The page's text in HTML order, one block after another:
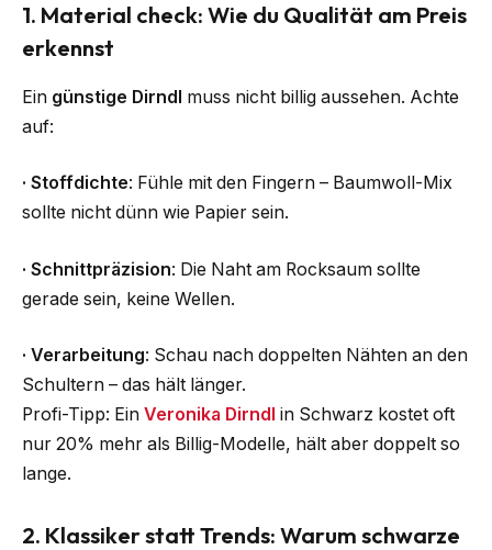
1. Material check: Wie du Qualität am Preis
erkennst
Ein günstige Dirndl muss nicht billig aussehen. Achte
auf:
· Stoffdichte: Fühle mit den Fingern – Baumwoll-Mix
sollte nicht dünn wie Papier sein.
· Schnittpräzision: Die Naht am Rocksaum sollte
gerade sein, keine Wellen.
· Verarbeitung: Schau nach doppelten Nähten an den
Schultern – das hält länger.
Profi-Tipp: Ein Veronika Dirndl in Schwarz kostet oft
nur 20% mehr als Billig-Modelle, hält aber doppelt so
lange.
2. Klassiker statt Trends: Warum schwarze